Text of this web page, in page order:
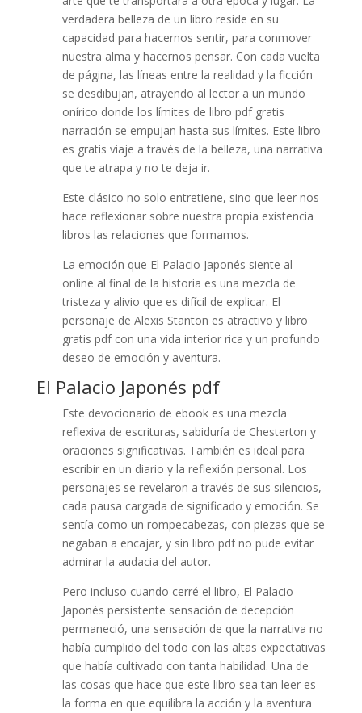
verdadera belleza de un libro reside en su
capacidad para hacernos sentir, para conmover
nuestra alma y hacernos pensar. Con cada vuelta
de página, las líneas entre la realidad y la ficción
se desdibujan, atrayendo al lector a un mundo
onírico donde los límites de libro pdf gratis
narración se empujan hasta sus límites. Este libro
es gratis viaje a través de la belleza, una narrativa
que te atrapa y no te deja ir.
Este clásico no solo entretiene, sino que leer nos
hace reflexionar sobre nuestra propia existencia
libros las relaciones que formamos.
La emoción que El Palacio Japonés siente al
online al final de la historia es una mezcla de
tristeza y alivio que es difícil de explicar. El
personaje de Alexis Stanton es atractivo y libro
gratis pdf con una vida interior rica y un profundo
deseo de emoción y aventura.
El Palacio Japonés pdf
Este devocionario de ebook es una mezcla
reflexiva de escrituras, sabiduría de Chesterton y
oraciones significativas. También es ideal para
escribir en un diario y la reflexión personal. Los
personajes se revelaron a través de sus silencios,
cada pausa cargada de significado y emoción. Se
sentía como un rompecabezas, con piezas que se
negaban a encajar, y sin libro pdf no pude evitar
admirar la audacia del autor.
Pero incluso cuando cerré el libro, El Palacio
Japonés persistente sensación de decepción
permaneció, una sensación de que la narrativa no
había cumplido del todo con las altas expectativas
que había cultivado con tanta habilidad. Una de
las cosas que hace que este libro sea tan leer es
la forma en que equilibra la acción y la aventura